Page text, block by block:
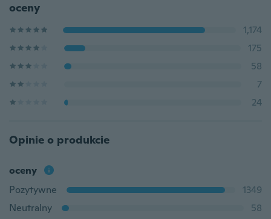
oceny
1,174
175
58
7
24
Opinie o produkcie
oceny
Pozytywne
1349
Neutralny
58